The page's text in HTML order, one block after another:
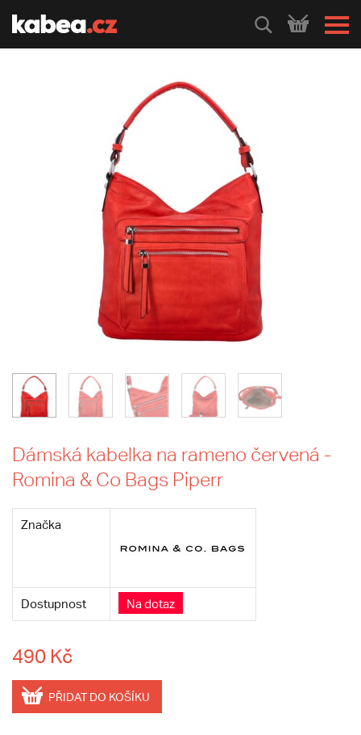
HLEDEJ
Dámská kabelka na rameno červená -
Romina & Co Bags Piperr
Značka
Dostupnost Na dotaz
490 Kč
PŘIDAT DO KOŠÍKU